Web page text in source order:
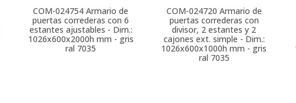
COM-024754 Armario de
puertas correderas con 6
estantes ajustables - Dim.:
1026x600x2000h mm - gris
ral 7035
COM-024720 Armario de
puertas correderas con
divisor, 2 estantes y 2
cajones ext. simple - Dim.:
1026x600x1000h mm - gris
ral 7035